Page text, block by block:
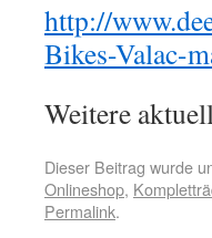
http://
Bikes-Valac-
Weitere
Dieser Beitrag wurde
Onlineshop,
Permalink.